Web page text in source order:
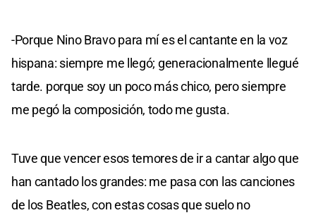
-Porque Nino Bravo para mí es el cantante en la voz
hispana: siempre me llegó; generacionalmente llegué
tarde. porque soy un poco más chico, pero siempre
me pegó la composición, todo me gusta.
Tuve que vencer esos temores de ir a cantar algo que
han cantado los grandes: me pasa con las canciones
de los Beatles, con estas cosas que suelo no